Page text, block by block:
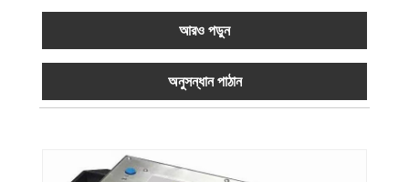
আরও পড়ুন
অনুসন্ধান পাঠান